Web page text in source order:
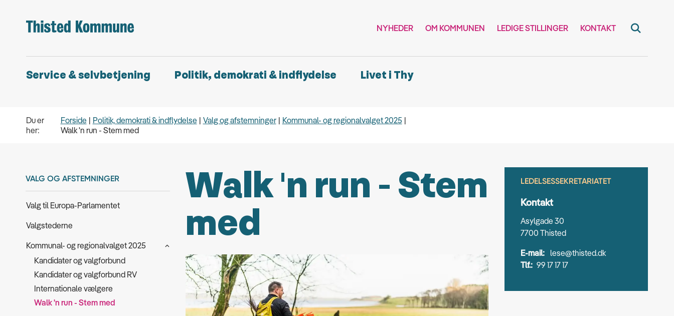
NYHEDER OM KOMMUNEN LEDIGE STILLINGER KONTAKT
Service & selvbetjening Politik, demokrati & indflydelse Livet i Thy
Du er
her:
Forside Politik, demokrati & indflydelse Valg og afstemninger
Kommunal- og regionalvalget 2025
Walk 'n run - Stem med
VALG OG AFSTEMNINGER
Valg til Europa-Parlamentet
Valgstederne
Kommunal- og regionalvalget 2025
Kandidater og valgforbund
Kandidater og valgforbund RV
Internationale vælgere
Walk 'n run - Stem med
Walk 'n run - Stem
med
LEDELSESSEKRETARIATET
Kontakt
Asylgade 30
7700 Thisted
E-mail: lese@thisted.dk
Tlf.: 99 17 17 17